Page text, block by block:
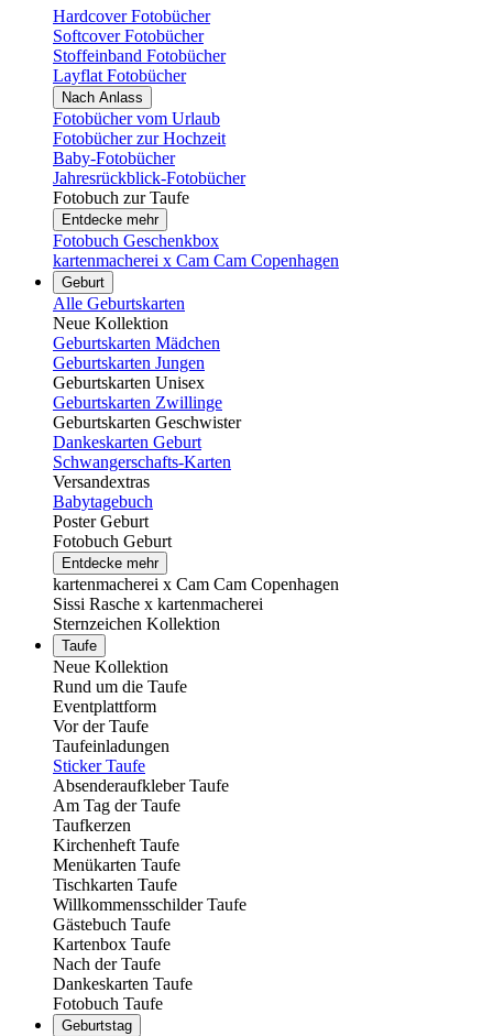
Hardcover Fotobücher
Softcover Fotobücher
Stoffeinband Fotobücher
Layflat Fotobücher
Nach Anlass
Fotobücher vom Urlaub
Fotobücher zur Hochzeit
Baby-Fotobücher
Jahresrückblick-Fotobücher
Fotobuch zur Taufe
Entdecke mehr
Fotobuch Geschenkbox
kartenmacherei x Cam Cam Copenhagen
Geburt
Alle Geburtskarten
Neue Kollektion
Geburtskarten Mädchen
Geburtskarten Jungen
Geburtskarten Unisex
Geburtskarten Zwillinge
Geburtskarten Geschwister
Dankeskarten Geburt
Schwangerschafts-Karten
Versandextras
Babytagebuch
Poster Geburt
Fotobuch Geburt
Entdecke mehr
kartenmacherei x Cam Cam Copenhagen
Sissi Rasche x kartenmacherei
Sternzeichen Kollektion
Taufe
Neue Kollektion
Rund um die Taufe
Eventplattform
Vor der Taufe
Taufeinladungen
Sticker Taufe
Absenderaufkleber Taufe
Am Tag der Taufe
Taufkerzen
Kirchenheft Taufe
Menükarten Taufe
Tischkarten Taufe
Willkommensschilder Taufe
Gästebuch Taufe
Kartenbox Taufe
Nach der Taufe
Dankeskarten Taufe
Fotobuch Taufe
Geburtstag